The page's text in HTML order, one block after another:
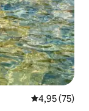
4,95 av 5 i
4,95 (75)